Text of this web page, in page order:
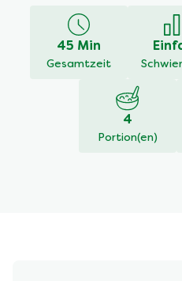
scharfer
45 Min
Gesamtzeit
4
Portion(en)